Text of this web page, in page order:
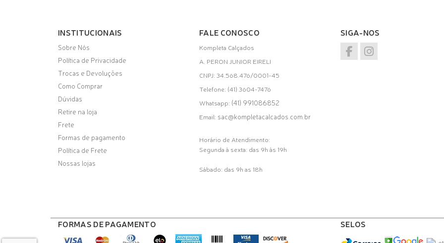
INSTITUCIONAIS
Sobre Nós
Política de Privacidade
Trocas e Devoluções
Como Comprar
Dúvidas
Retire na loja
Frete
Formas de pagamento
Política de Frete
Nossas lojas
FALE CONOSCO
Kompleta Calçados
A. PERON JUNIOR EIRELI
CNPJ: 34.568.476/0001-45
Telefone: (41) 3604-7476
Whatsapp: (41) 991086852
Email: sac@kompletacalcados.com.br
Horário de Atendimento:
Segunda à sexta: das 9h às 19h
Sábado: das 9h as 18h
SIGA-NOS
FORMAS DE PAGAMENTO SELOS